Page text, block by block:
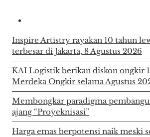
Inspire Artistry rayakan 10 tahun
terbesar di Jakarta, 8 Agustus 2026
KAI Logistik berikan diskon ongkir
Merdeka Ongkir selama Agustus
Membongkar paradigma
ajang “Proyeknisasi”
Harga emas berpotensi naik meski